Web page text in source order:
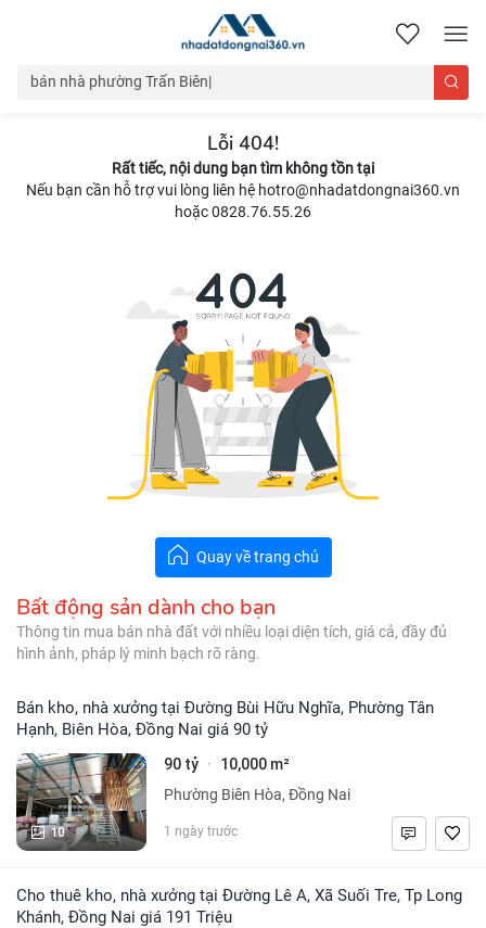
nhadatdongnai360.vn
Lỗi 404!
Rất tiếc, nội dung bạn tìm không tồn tại
Nếu bạn cần hỗ trợ vui lòng liên hệ hotro@nhadatdongnai360.vn
hoặc 0828.76.55.26
Quay về trang chủ
Bất động sản dành cho bạn
Thông tin mua bán nhà đất với nhiều loại diện tích, giá cả, đầy đủ
hình ảnh, pháp lý minh bạch rõ ràng.
Bán kho, nhà xưởng tại Đường Bùi Hữu Nghĩa, Phường Tân
Hạnh, Biên Hòa, Đồng Nai giá 90 tỷ
10
90 tỷ · 10,000 m²
Phường Biên Hòa, Đồng Nai
1 ngày trước
Cho thuê kho, nhà xưởng tại Đường Lê A, Xã Suối Tre, Tp Long
Khánh, Đồng Nai giá 191 Triệu